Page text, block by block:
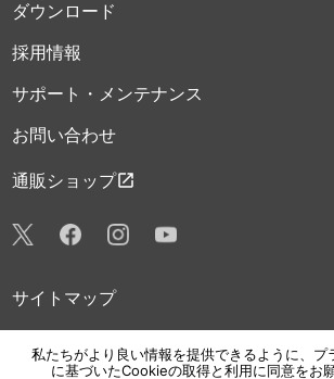
ダウンロード
採用情報
サポート・メンテナンス
お問い合わせ
通販ショップopen_in_new
サイトマップ
私たちがより良い情報を提供できるように、プ
に基づいたCookieの取得と利用に同意をお